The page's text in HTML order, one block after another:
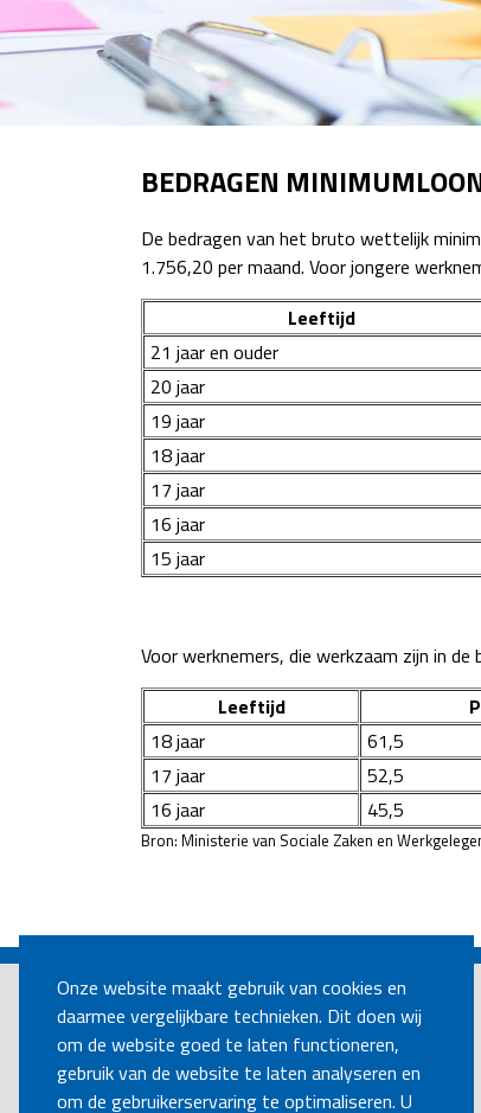
Onze website maakt gebruik van cookies en
daarmee vergelijkbare technieken. Dit doen wij
om de website goed te laten functioneren,
gebruik van de website te laten analyseren en
om de gebruikerservaring te optimaliseren. U
BEDRAGEN
De bedragen van het bruto wettelijk
1.756,20 per maand. Voor jongere
Leeftijd
21 jaar en ouder
20 jaar
19 jaar
18 jaar
17 jaar
16 jaar
15 jaar
Voor werknemers, die werkzaam zijn in
Leeftijd
18 jaar
61,5
17 jaar
52,5
16 jaar
45,5
Bron: Ministerie van Sociale Zaken en
NAVIGATION